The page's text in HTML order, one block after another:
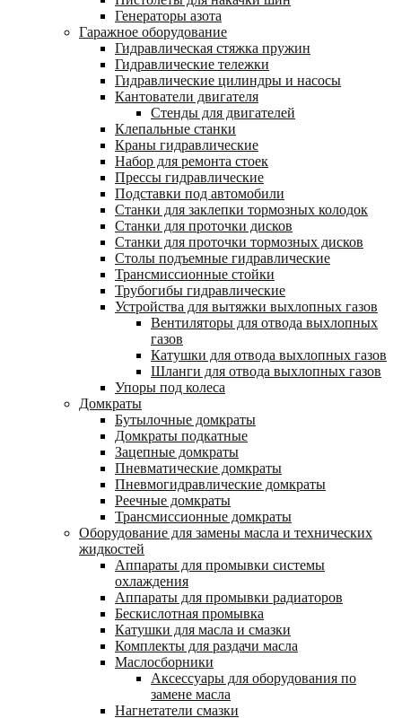
Генераторы азота
Гаражное оборудование
Гидравлическая стяжка пружин
Гидравлические тележки
Гидравлические цилиндры и насосы
Кантователи двигателя
Стенды для двигателей
Клепальные станки
Краны гидравлические
Набор для ремонта стоек
Прессы гидравлические
Подставки под автомобили
Станки для заклепки тормозных колодок
Станки для проточки дисков
Станки для проточки тормозных дисков
Столы подъемные гидравлические
Трансмиссионные стойки
Трубогибы гидравлические
Устройства для вытяжки выхлопных газов
Вентиляторы для отвода выхлопных
газов
Катушки для отвода выхлопных газов
Шланги для отвода выхлопных газов
Упоры под колеса
Домкраты
Бутылочные домкраты
Домкраты подкатные
Зацепные домкраты
Пневматические домкраты
Пневмогидравлические домкраты
Реечные домкраты
Трансмиссионные домкраты
Оборудование для замены масла и технических
жидкостей
Аппараты для промывки системы
охлаждения
Аппараты для промывки радиаторов
Бескислотная промывка
Катушки для масла и смазки
Комплекты для раздачи масла
Маслосборники
Аксессуары для оборудования по
замене масла
Нагнетатели смазки